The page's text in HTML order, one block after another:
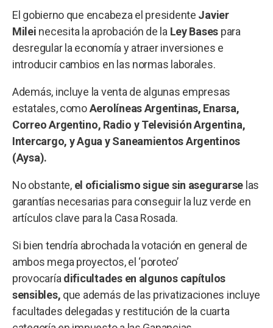
El gobierno que encabeza el presidente Javier
Milei necesita la aprobación de la Ley Bases para
desregular la economía y atraer inversiones e
introducir cambios en las normas laborales.
Además, incluye la venta de algunas empresas
estatales, comoAerolíneas Argentinas, Enarsa,
Correo Argentino, Radio y Televisión Argentina,
Intercargo, y Agua y Saneamientos Argentinos
(Aysa).
No obstante, el oficialismo sigue sin asegurarse las
garantías necesarias para conseguir la luz verde en
artículos clave para la Casa Rosada.
Si bien tendría abrochada la votación en general de
ambos mega proyectos, el ‘poroteo’
provocaría dificultades en algunos capítulos
sensibles, que además de las privatizaciones incluye
facultades delegadas y restitución de la cuarta